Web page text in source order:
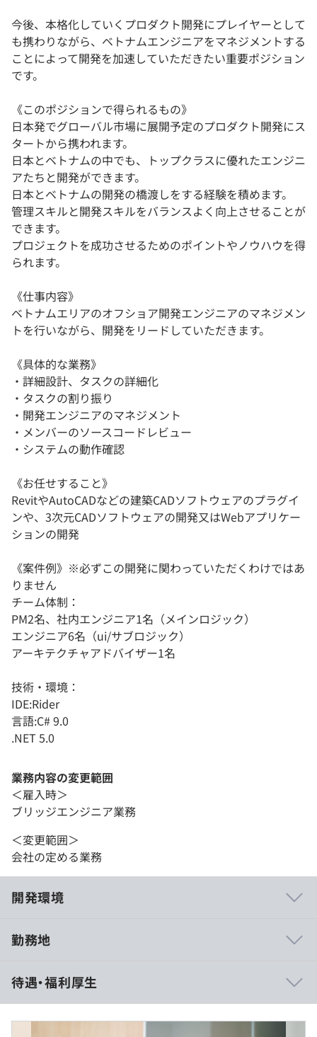
今後、本格化していくプロダクト開発にプレイヤーとして
も携わりながら、ベトナムエンジニアをマネジメントする
ことによって開発を加速していただきたい重要ポジション
です。
《このポジションで得られるもの》
日本発でグローバル市場に展開予定のプロダクト開発にス
タートから携われます。
日本とベトナムの中でも、トップクラスに優れたエンジニ
アたちと開発ができます。
日本とベトナムの開発の橋渡しをする経験を積めます。
管理スキルと開発スキルをバランスよく向上させることが
できます。
プロジェクトを成功させるためのポイントやノウハウを得
られます。
《仕事内容》
ベトナムエリアのオフショア開発エンジニアのマネジメン
トを行いながら、開発をリードしていただきます。
《具体的な業務》
・詳細設計、タスクの詳細化
・タスクの割り振り
・開発エンジニアのマネジメント
・メンバーのソースコードレビュー
・システムの動作確認
《お任せすること》
RevitやAutoCADなどの建築CADソフトウェアのプラグイ
ンや、3次元CADソフトウェアの開発又はWebアプリケー
ションの開発
《案件例》※必ずこの開発に関わっていただくわけではあ
りません
チーム体制：
PM2名、社内エンジニア1名（メインロジック）
エンジニア6名（ui/サブロジック）
アーキテクチャアドバイザー1名
技術・環境：
IDE:Rider
言語:C# 9.0
.NET 5.0
業務内容の変更範囲
＜雇入時＞
ブリッジエンジニア業務
＜変更範囲＞
会社の定める業務
開発環境
ます。
開発のスペシャリストとして多方面で活躍し、同時に、大
規模プロジェクトの設計のリアルにも深く精通していま
勤務地
待遇・福利厚生